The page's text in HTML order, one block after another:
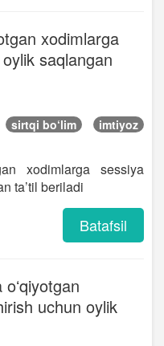
xodimlarga
saqlangan
sirtqi bo‘lim imtiyoz
xodimlarga sessiya
ta’til beriladi
Batafsil
uchun oylik